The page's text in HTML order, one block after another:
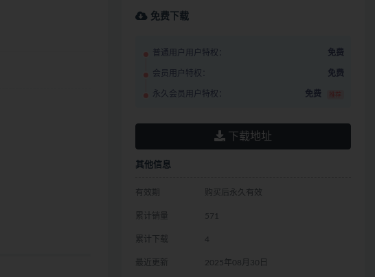
免费下载
普通用户用户特权： 免费
会员用户特权： 免费
永久会员用户特权： 免费 推荐
下载地址
其他信息
有效期 购买后永久有效
累计销量 571
累计下载 4
最近更新 2025年08月30日